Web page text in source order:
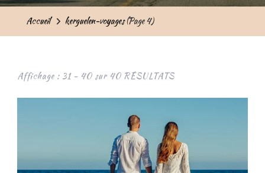
Accueil kerguelen-voyages(Page 4)
Affichage : 31 - 40 sur 40 RÉSULTATS